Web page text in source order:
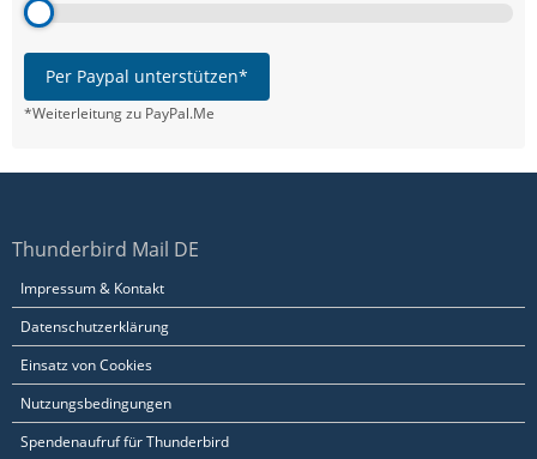
Per Paypal unterstützen*
*Weiterleitung zu PayPal.Me
Thunderbird Mail DE
Impressum & Kontakt
Datenschutzerklärung
Einsatz von Cookies
Nutzungsbedingungen
Spendenaufruf für Thunderbird